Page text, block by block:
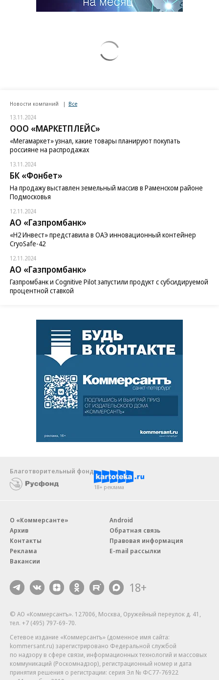
Новости компаний Все
13.11.2024
ООО «МАРКЕТПЛЕЙС»
«Мегамаркет» узнал, какие товары планируют покупать
россияне на распродажах
13.11.2024
БК «Фонбет»
На продажу выставлен земельный массив в Раменском районе
Подмосковья
12.11.2024
АО «Газпромбанк»
«H2 Инвест» представила в ОАЭ инновационный контейнер
CryoSafe-42
12.11.2024
АО «Газпромбанк»
Газпромбанк и Cognitive Pilot запустили продукт с субсидируемой
процентной ставкой
Благотворительный фонд
18+ реклама
О «Коммерсанте»
Архив
Контакты
Реклама
Вакансии
Android
Обратная связь
Правовая информация
E-mail рассылки
18+
© АО «Коммерсантъ». 127006, Москва, Оружейный переулок д. 41,
тел. +7 (495) 797-69-70.
Сетевое издание «Коммерсантъ» (доменное имя сайта:
kommersant.ru) зарегистрировано Федеральной службой
по надзору в сфере связи, информационных технологий и массовых
коммуникаций (Роскомнадзор), регистрационный номер и дата
принятия решения о регистрации: серия Эл № ФС77-76922